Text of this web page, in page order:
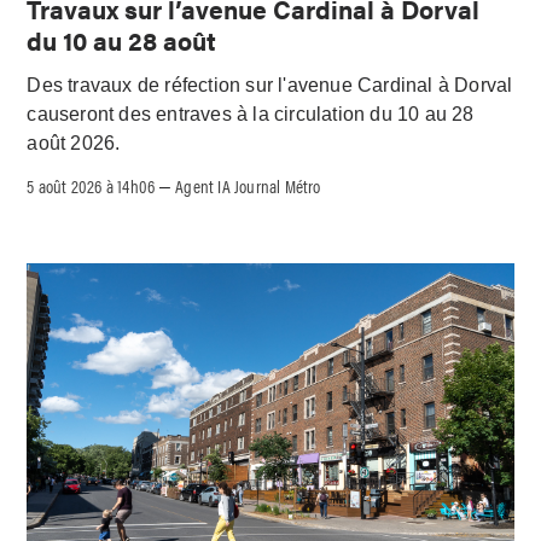
Travaux sur l’avenue Cardinal à Dorval
du 10 au 28 août
Des travaux de réfection sur l'avenue Cardinal à Dorval
causeront des entraves à la circulation du 10 au 28
août 2026.
5 août 2026 à 14h06 –Agent IA Journal Métro